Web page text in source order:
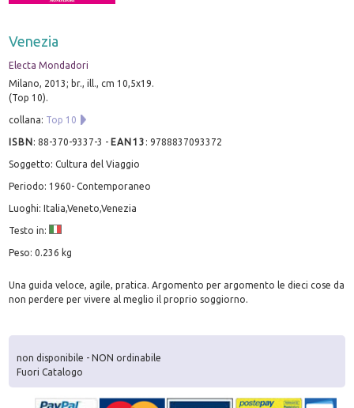
Venezia
Electa Mondadori
Milano, 2013; br., ill., cm 10,5x19.
(Top 10).
collana: Top 10
ISBN:88-370-9337-3 - EAN13 :9788837093372
Soggetto: Cultura del Viaggio
Periodo: 1960- Contemporaneo
Luoghi: Italia,Veneto,Venezia
Testo in:
Peso: 0.236 kg
Una guida veloce, agile, pratica. Argomento per argomento le dieci cose da
non perdere per vivere al meglio il proprio soggiorno.
non disponibile - NON ordinabile
Fuori Catalogo